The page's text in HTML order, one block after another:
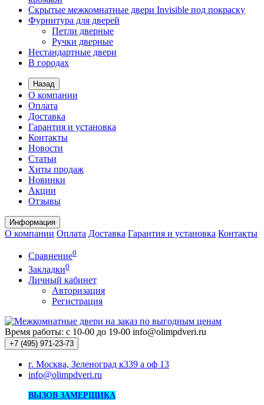
Скрытые межкомнатные двери Invisible под покраску
Фурнитура для дверей
Петли дверные
Ручки дверные
Нестандартные двери
В городах
Назад
О компании
Оплата
Доставка
Гарантия и установка
Контакты
Новости
Статьи
Хиты продаж
Новинки
Акции
Отзывы
Информация
О компании Оплата Доставка Гарантия и установка Контакты
Сравнение0
Закладки0
Личный кабинет
Авторизация
Регистрация
Время работы: с 10-00 до 19-00 info@olimpdveri.ru
+7 (495) 971-23-73
г. Москва, Зеленоград к339 а оф 13
info@olimpdveri.ru
ВЫЗОВ ЗАМЕРЩИКА